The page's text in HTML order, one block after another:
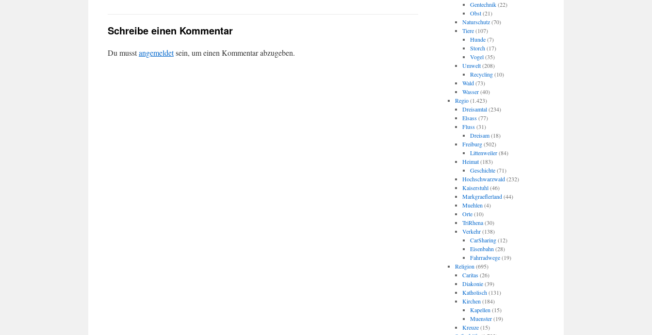
Schreibe einen Kommentar
Du musstangemeldetsein, um einen Kommentar abzugeben.
Gentechnik(22)
Obst(21)
Naturschutz(70)
Tiere(107)
Hunde(7)
Storch(17)
Vogel(35)
Umwelt(208)
Recycling(10)
Wald(73)
Wasser(40)
Regio(1.423)
Dreisamtal(234)
Elsass(77)
Fluss(31)
Dreisam(18)
Freiburg(502)
Littenweiler(84)
Heimat(183)
Geschichte(71)
Hochschwarzwald(232)
Kaiserstuhl(46)
Markgraeflerland(44)
Muehlen (4)
Orte(10)
TriRhena(30)
Verkehr(138)
CarSharing(12)
Eisenbahn (28)
Fahrradwege(19)
Religion (695)
Caritas(26)
Diakonie(39)
Katholisch(131)
Kirchen (184)
Kapellen (15)
Muenster(19)
Kreuze(15)